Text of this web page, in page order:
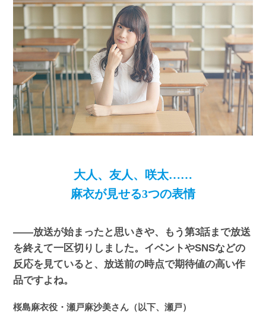
大人、友人、咲太……
麻衣が見せる3つの表情
――放送が始まったと思いきや、もう第3話まで放送
を終えて一区切りしました。イベントやSNSなどの
反応を見ていると、放送前の時点で期待値の高い作
品ですよね。
桜島麻衣役・瀬戸麻沙美さん（以下、瀬戸）